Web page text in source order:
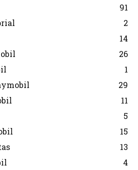
91
2
14
26
1
29
11
5
15
13
4